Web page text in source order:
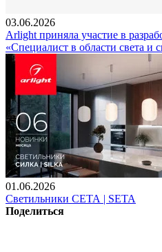
03.06.2026
Arlight приняла участие в
«Специалист в области света и
01.06.2026
Светильники СЕТА | SETA
Поделиться